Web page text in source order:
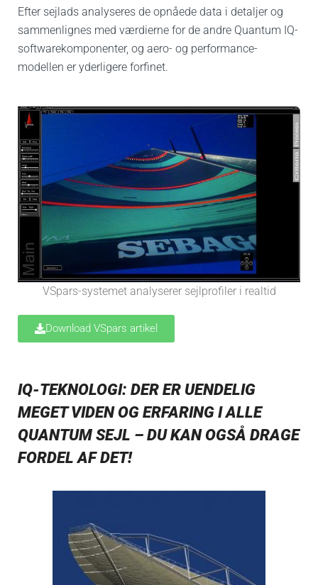
Efter sejlads analyseres de opnåede data i detaljer og
sammenlignes med værdierne for de andre Quantum IQ-
softwarekomponenter, og aero- og performance-
modellen er yderligere forfinet.
VSpars-systemet analyserer sejlprofiler i realtid
Download VSpars artikel
IQ-TEKNOLOGI: DER ER UENDELIG
MEGET VIDEN OG ERFARING I ALLE
QUANTUM SEJL – DU KAN OGSÅ DRAGE
FORDEL AF DET!